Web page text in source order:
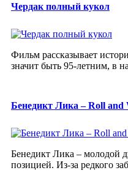
Чердак полный кукол
Фильм рассказывает
значит быть 95-летним, в
Бенедикт Лика – Roll and
Бенедикт Лика – молодой
позицией. Из-за редкого